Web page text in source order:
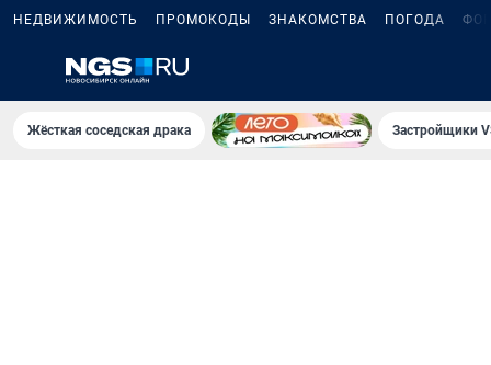
НЕДВИЖИМОСТЬ ПРОМОКОДЫ ЗНАКОМСТВА ПОГОДА
Жёсткая соседская драка Застройщики